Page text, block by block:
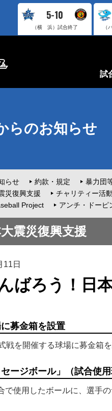
5-10
（横 浜） 試合終了 （
試
らのお知らせ
らせ 約款・規定 暴力団
災復興支援
チャリティー活動
Project
アンチ・ドーピ
震災復興支援
11日
んばろう！日
募金箱を設置
戦を開催する球場に募金箱
ージボール」（試合使
で使用したボールに、選手